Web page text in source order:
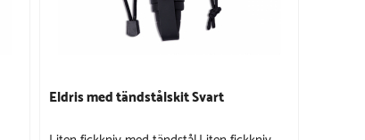
Eldris med tändstålskit Svart